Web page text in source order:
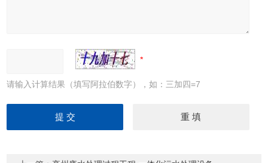
请输入计算结果（填写阿拉伯数字），如：三加四=7